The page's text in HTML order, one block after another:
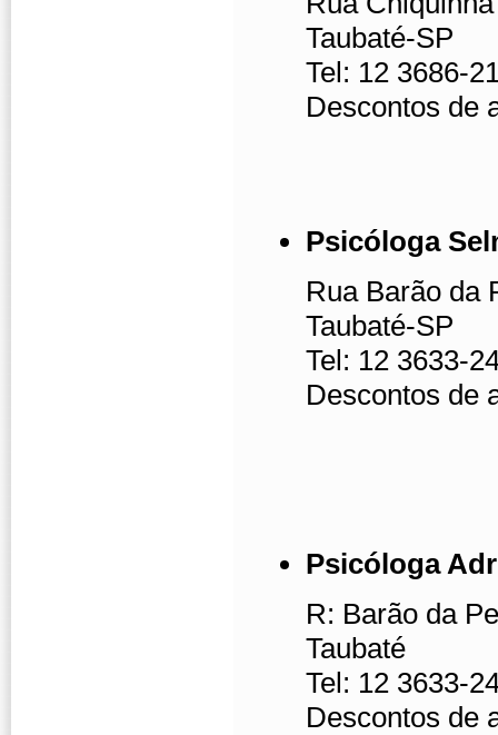
Taubaté-SP
Tel: 12 3686-
Descontos de
Psicóloga
Rua Barão da
Taubaté-SP
Tel: 12 3633-
Descontos de
Psicóloga
R: Barão da
Taubaté
Tel: 12 3633-
Descontos de